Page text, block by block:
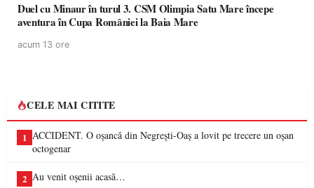
Duel cu Minaur în turul 3. CSM Olimpia Satu Mare începe
aventura în Cupa României la Baia Mare
acum 13 ore
CELE MAI CITITE
1 ACCIDENT. O oșancă din Negrești-Oaș a lovit pe trecere un oșan
octogenar
2 Au venit oșenii acasă…